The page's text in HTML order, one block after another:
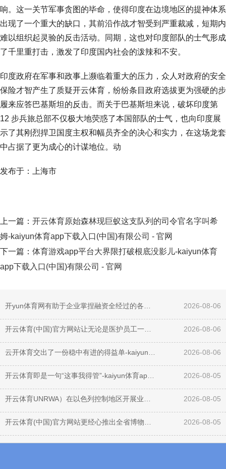
响。这一关节军事贪图的毕命，使得印度在边境地区的提神体系
出现了一个重大的缺口，其前沿作战才智受到严重裁减，短期内
难以组织起灵验的反击活动。同期，这也对印度部队的士气形成
了千里重打击，激发了印度国内社会的泼辣和不安。
印度政府在军事和政事上濒临着重大的压力，众人对政府的安全
保险才智产生了质疑开云体育，纷纷条目政府选拔更为强硬的步
履来应答巴基斯坦的反击。而关于巴基斯坦来说，破坏印度第
12 步兵旅总部不仅极大地荧惑了本国部队的士气，也向印度展
示了其刚烈捍卫国度主权和幅员齐全的决心和实力，在这场龙套
中占据了更为成心的计谋地位。动
发布于：上海市
上一篇： 开云体育原始森林现巨蚁这支队列的司令官名字叫希
姆-kaiyun体育app下载入口(中国)有限公司 - 官网
下一篇： 体育游戏app平台大界限打破根底没影儿-kaiyun体育
app下载入口(中国)有限公司 - 官网
2026-08-06
2026-08-06
2026-08-06
2026-08-05
2026-08-05
2026-08-05